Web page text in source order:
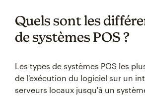
Quels sont les
de systèmes POS ?
Les types de systèmes POS les
de l'exécution du logiciel sur un
serveurs locaux jusqu'à un